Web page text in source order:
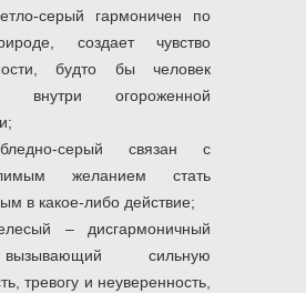
серый гармоничен по
создает чувство
будто бы человек
внутри огороженной
серый связан с
желанием стать
в какое-либо действие;
– дисгармоничный
сильную
тревогу и неуверенность,